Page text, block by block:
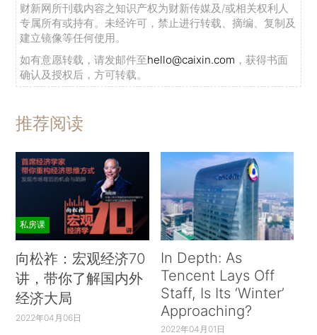
财新网所刊载内容之知识产权为财新传媒及/或相关权利人
专属所有或持有。未经许可，禁止进行转载、摘编、复制及
建立镜像等任何使用。
如有意愿转载，请发邮件至hello@caixin.com ，获得书面
确认及授权后，方可转载。
推荐阅读
私房课
向松祚：宏观经济70
讲，带你了解国内外
经济大局
2022年04月06日
In Depth: As
Tencent Lays Off
Staff, Is Its ‘Winter’
Approaching?
2022年04月01日